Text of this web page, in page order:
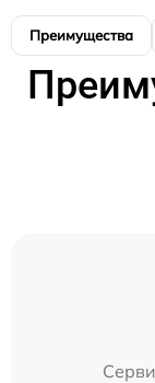
Преимущества